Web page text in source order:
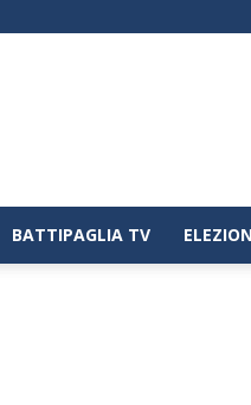
BATTIPAGLIA TV